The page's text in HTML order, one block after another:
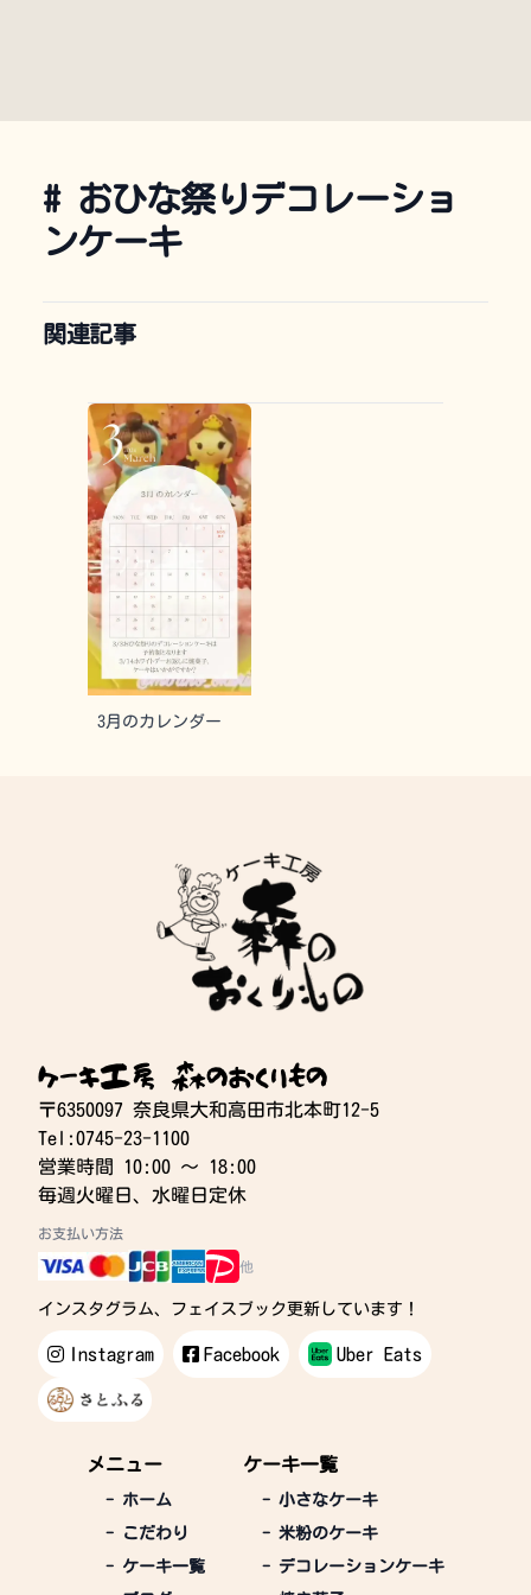
# おひな祭りデコレーショ
ンケーキ
関連記事
3月のカレンダー
ケーキ工房 森のおくりもの
〒6350097 奈良県大和高田市北本町12-5
Tel:0745-23-1100
営業時間 10:00 〜 18:00
毎週火曜日、水曜日定休
お支払い方法
他
インスタグラム、フェイスブック更新しています！
Instagram Facebook Uber Eats
メニュー
- ホーム
-
こだわり
- ケーキ一覧
ケーキ一覧
- 小さなケーキ
- 米粉のケーキ
- デコレーションケーキ